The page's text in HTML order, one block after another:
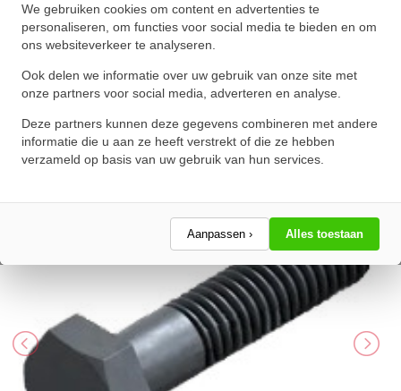
We gebruiken cookies om content en advertenties te
personaliseren, om functies voor social media te bieden en om
ons websiteverkeer te analyseren.
Ook delen we informatie over uw gebruik van onze site met
onze partners voor social media, adverteren en analyse.
Deze partners kunnen deze gegevens combineren met andere
informatie die u aan ze heeft verstrekt of die ze hebben
verzameld op basis van uw gebruik van hun services.
Aanpassen › Alles toestaan
Zeskanttapbout Deeldraad DIN
931 M27x280mm 10.9
Onbehandeld
Schrijf een review!